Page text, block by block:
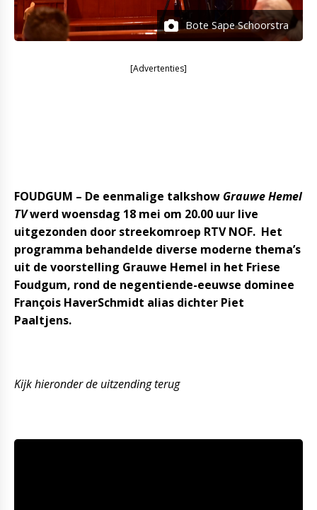
Bote Sape Schoorstra
[Advertenties]
FOUDGUM – De eenmalige talkshow Grauwe Hemel
TVwerd woensdag 18 mei om 20.00 uur live
uitgezonden door streekomroep RTV NOF. Het
programma behandelde diverse moderne thema’s
uit de voorstelling Grauwe Hemel in het Friese
Foudgum, rond de negentiende-eeuwse dominee
François HaverSchmidt alias dichter Piet
Paaltjens.
Kijk hieronder de uitzending terug